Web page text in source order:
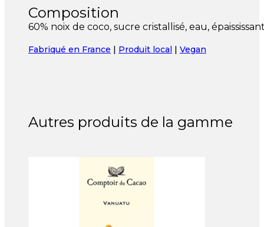
Composition
60% noix de coco, sucre cristallisé, eau,
Fabriqué en France | Produit local | Vegan
Autres produits de la gamme